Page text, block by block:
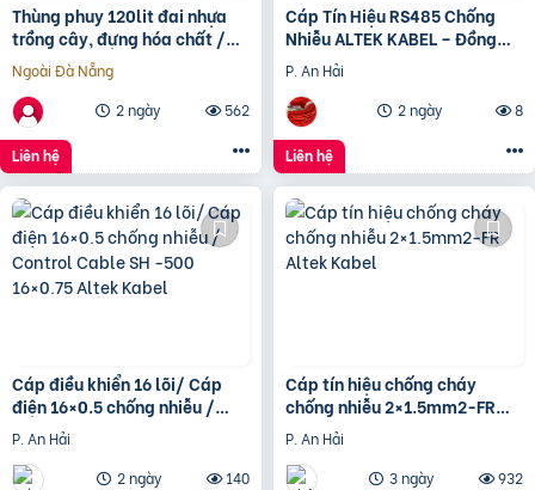
Thùng phuy 120lit đai nhựa
trồng cây, đựng hóa chất /
0963 839 593 Ms.Loan
Ngoài Đà Nẵng
2 ngày
562
Liên hệ
Cáp Tín Hiệu RS485 Chống
Nhiễu ALTEK KABEL – Đồng
Nguyên Chất 100%, Truyền
Tín Hiệu Ổn Định
P. An Hải
2 ngày
8
Liên hệ
Cáp điều khiển 16 lõi/ Cáp
điện 16×0.5 chống nhiễu /
Control Cable SH -500
16×0.75 Altek Kabel
P. An Hải
2 ngày
140
Cáp tín hiệu chống cháy
chống nhiễu 2×1.5mm2-FR
Altek Kabel
P. An Hải
3 ngày
932